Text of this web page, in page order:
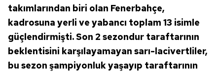
takımlarından biri olan Fenerbahçe,
kadrosuna yerli ve yabancı toplam 13 isimle
güçlendirmişti. Son 2 sezondur taraftarının
beklentisini karşılayamayan sarı-lacivertliler,
bu sezon şampiyonluk yaşayıp taraftarının